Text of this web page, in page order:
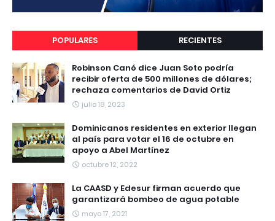
POPULARES RECIENTES
Robinson Canó dice Juan Soto podría
recibir oferta de 500 millones de dólares;
rechaza comentarios de David Ortiz
julio 18, 2023
Dominicanos residentes en exterior llegan
al país para votar el 16 de octubre en
apoyo a Abel Martínez
octubre 12, 2022
La CAASD y Edesur firman acuerdo que
garantizará bombeo de agua potable
mayo 17, 2021